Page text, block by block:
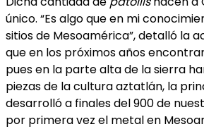
único. “Es algo que en mi
sitios de Mesoamérica”, detalló la
que en los próximos años
pues en la parte alta de la sierra
piezas de la cultura aztatlán, la
desarrolló a finales del 900 de
por primera vez el metal en